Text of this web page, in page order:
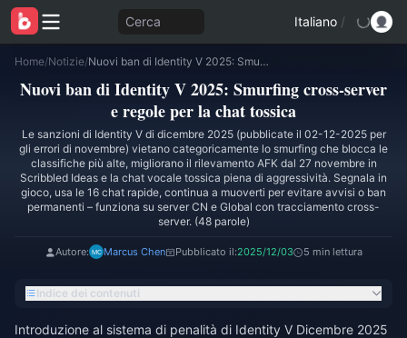
Cerca Italiano /
Home/Notizie/ Nuovi ban di Identity V 2025: Smurfing cross-server e regole per la chat tossica
Nuovi ban di Identity V 2025: Smurfing cross-server
e regole per la chat tossica
Le sanzioni di Identity V di dicembre 2025 (pubblicate il 02-12-2025 per
gli errori di novembre) vietano categoricamente lo smurfing che blocca le
classifiche più alte, migliorano il rilevamento AFK dal 27 novembre in
Scribbled Ideas e la chat vocale tossica piena di aggressività. Segnala in
gioco, usa le 16 chat rapide, continua a muoverti per evitare avvisi o ban
permanenti – funziona su server CN e Global con tracciamento cross-
server. (48 parole)
Autore: Marcus Chen Pubblicato il:2025/12/03 5 min lettura
Indice dei contenuti
Introduzione al sistema di penalità di Identity V Dicembre 2025